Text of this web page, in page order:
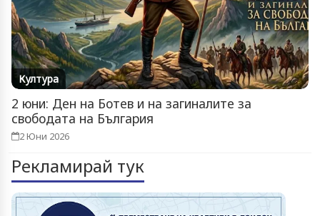
Култура
2 юни: Ден на Ботев и на загиналите за
свободата на България
2 Юни 2026
Рекламирай тук